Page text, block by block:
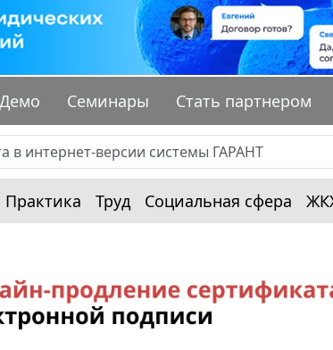
Демо Семинары Стать партнером
Практика Труд Социальная сфера